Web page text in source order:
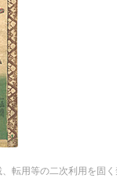
転用等の二次利用を固く